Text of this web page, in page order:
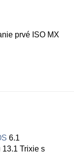
prvé ISO MX
6.1
Trixie s